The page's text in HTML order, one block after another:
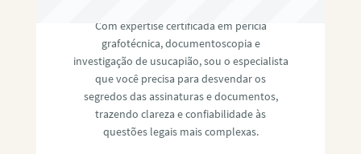
Com expertise certificada em perícia
grafotécnica, documentoscopia e
investigação de usucapião, sou o especialista
que você precisa para desvendar os
segredos das assinaturas e documentos,
trazendo clareza e confiabilidade às
questões legais mais complexas.